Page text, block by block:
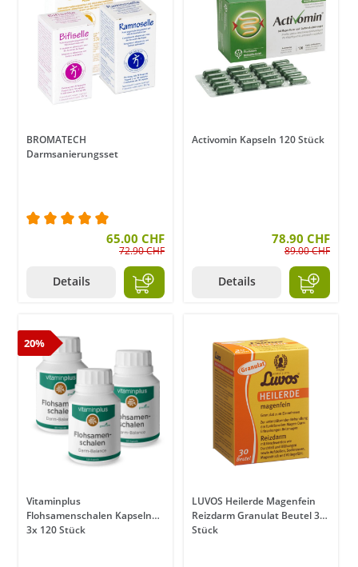
BROMATECH
Darmsanierungsset
Durchschnittliche Bewertung von 5 von 5 Sternen
65.00 CHF
72.90 CHF
Details
Activomin Kapseln 120 Stück
78.90 CHF
89.00 CHF
Details
20%
Vitaminplus
Flohsamenschalen Kapseln
3x 120 Stück
LUVOS Heilerde Magenfein
Reizdarm Granulat Beutel 30
Stück